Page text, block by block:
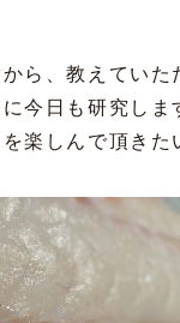
ら、教えてい
今日も研究し
楽しんで頂きた